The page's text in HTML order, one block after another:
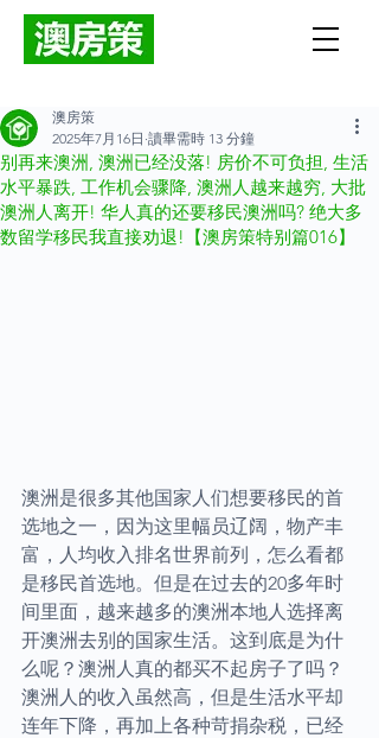
别再来澳洲, 澳洲已经没落! 房价不可负担, 生活
水平暴跌, 工作机会骤降, 澳洲人越来越穷, 大批
澳洲人离开! 华人真的还要移民澳洲吗? 绝大多
数留学移民我直接劝退!【澳房策特别篇016】
澳房策
2025年7月16日 讀畢需時 13 分鐘
澳洲是很多其他国家人们想要移民的首
选地之一，因为这里幅员辽阔，物产丰
富，人均收入排名世界前列，怎么看都
是移民首选地。但是在过去的20多年时
间里面，越来越多的澳洲本地人选择离
开澳洲去别的国家生活。这到底是为什
么呢？澳洲人真的都买不起房子了吗？
澳洲人的收入虽然高，但是生活水平却
连年下降，再加上各种苛捐杂税，已经